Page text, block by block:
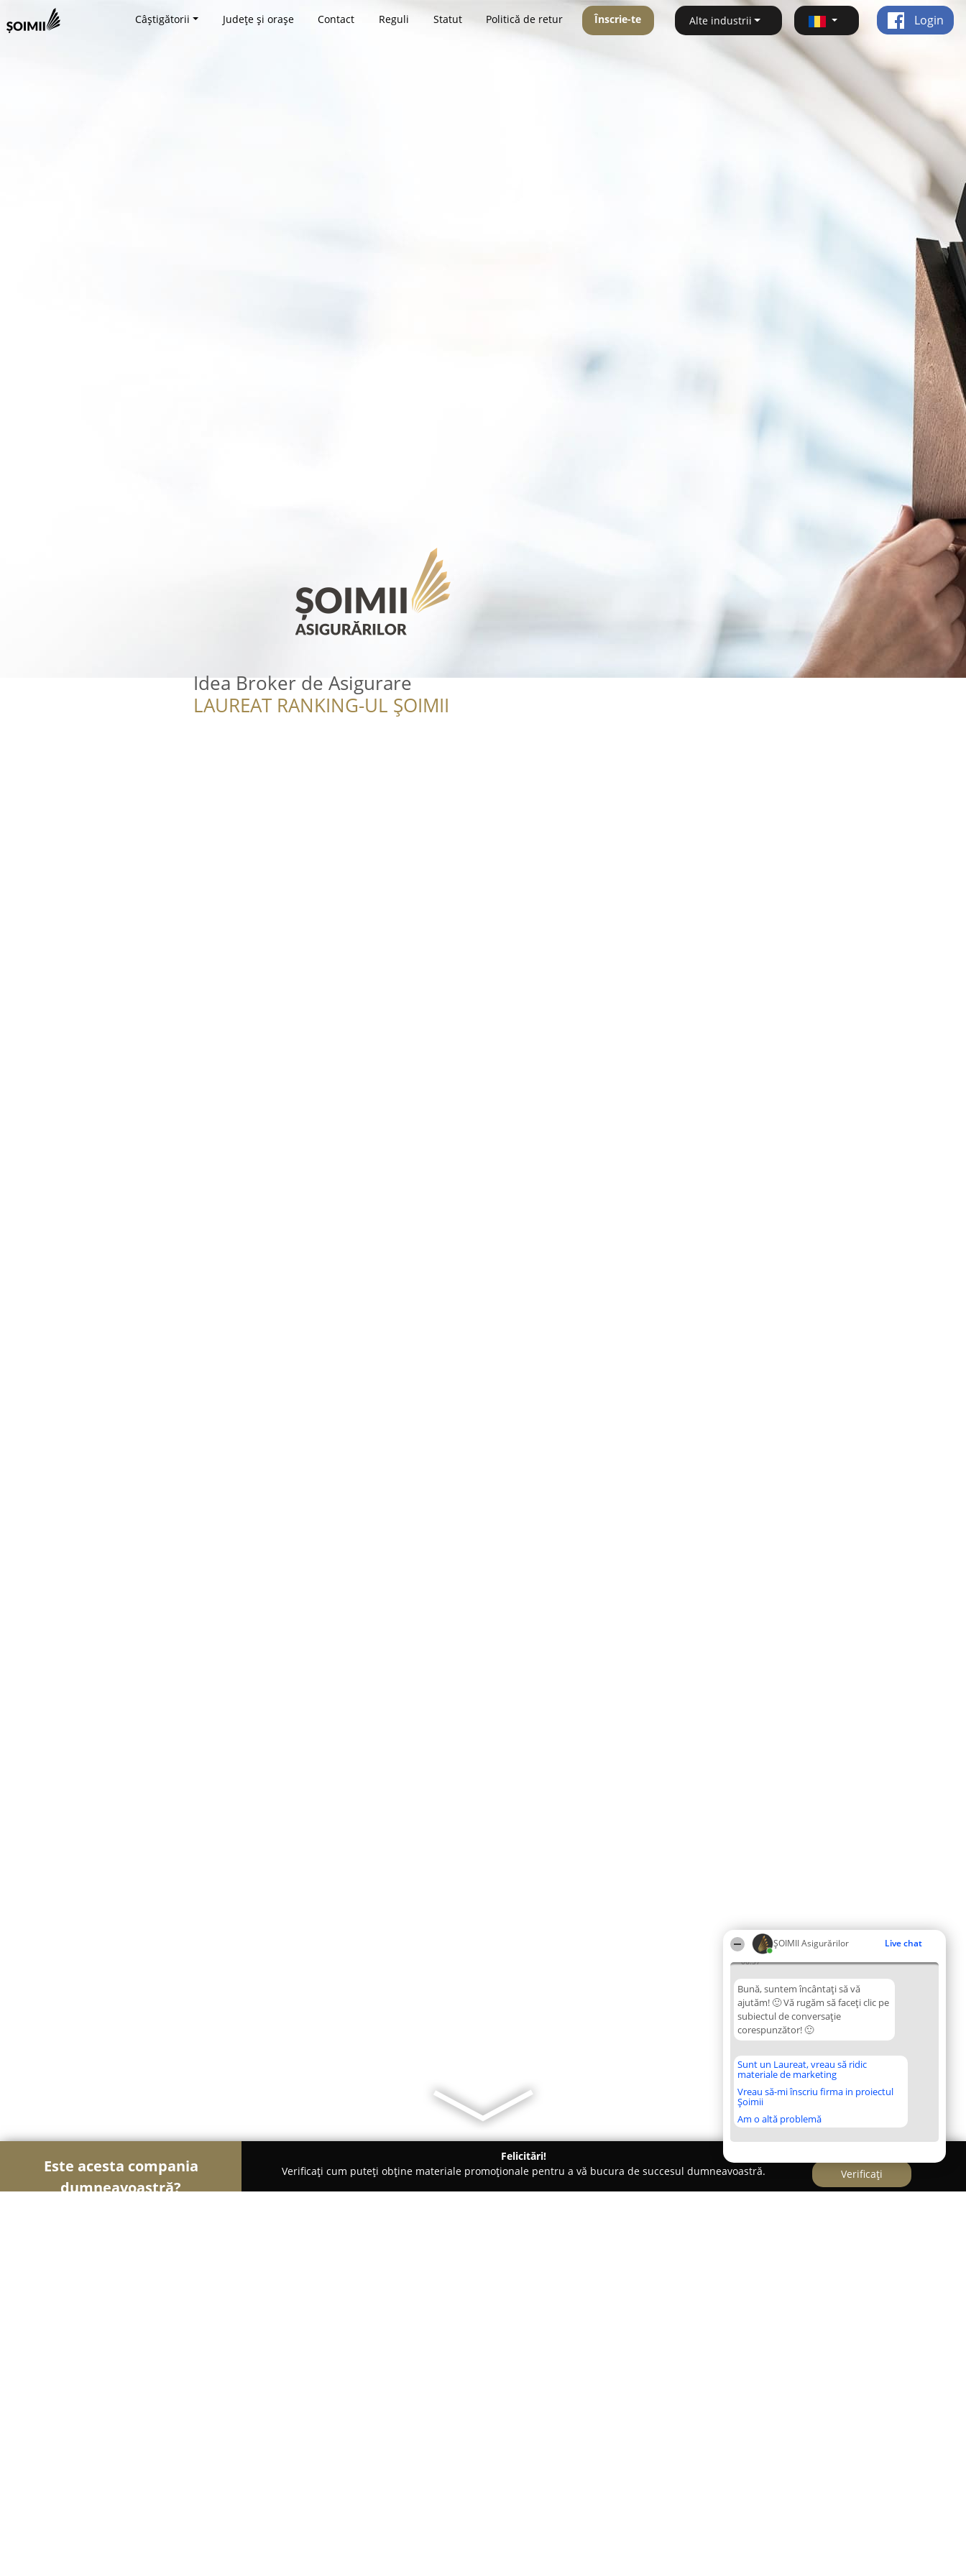
ȘOIMII Asigurărilor Live chat
06:57
Bună, suntem încântați să vă
ajutăm! 🙂 Vă rugăm să faceți clic pe
subiectul de conversație
corespunzător! 🙂
Sunt un Laureat, vreau să ridic
materiale de marketing
Vreau să-mi înscriu firma in proiectul
Șoimii
Am o altă problemă
Câștigătorii Județe și orașe Contact Reguli Statut Politică de retur Înscrie-te Alte industrii Login
Idea Broker de Asigurare
LAUREAT RANKING-UL ȘOIMII
Este acesta compania
dumneavoastră?
Felicitări!
Verificați cum puteți obține materiale promoționale pentru a vă bucura de succesul dumneavoastră.
Verificați